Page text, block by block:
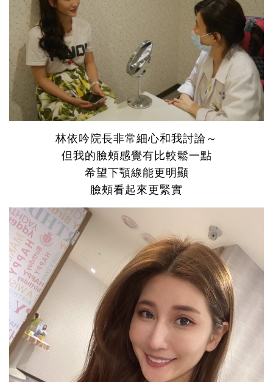
林依吟院長非常細心和我討論～
但我的臉頰感覺有比較鬆一點
希望下顎線能更明顯
臉頰看起來更緊實